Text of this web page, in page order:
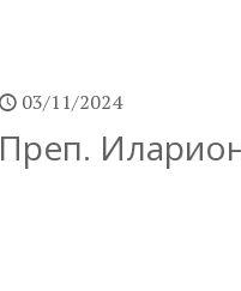
03/11/2024
Преп.